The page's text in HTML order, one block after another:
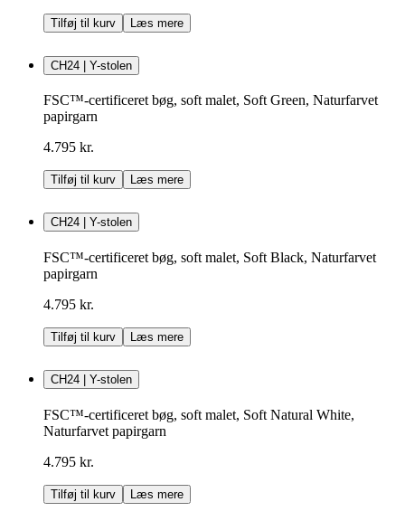
Tilføj til kurv Læs mere
CH24 | Y-stolen
FSC™-certificeret bøg, soft malet, Soft Green, Naturfarvet
papirgarn
4.795 kr.
Tilføj til kurv Læs mere
CH24 | Y-stolen
FSC™-certificeret bøg, soft malet, Soft Black, Naturfarvet
papirgarn
4.795 kr.
Tilføj til kurv Læs mere
CH24 | Y-stolen
FSC™-certificeret bøg, soft malet, Soft Natural White,
Naturfarvet papirgarn
4.795 kr.
Tilføj til kurv Læs mere